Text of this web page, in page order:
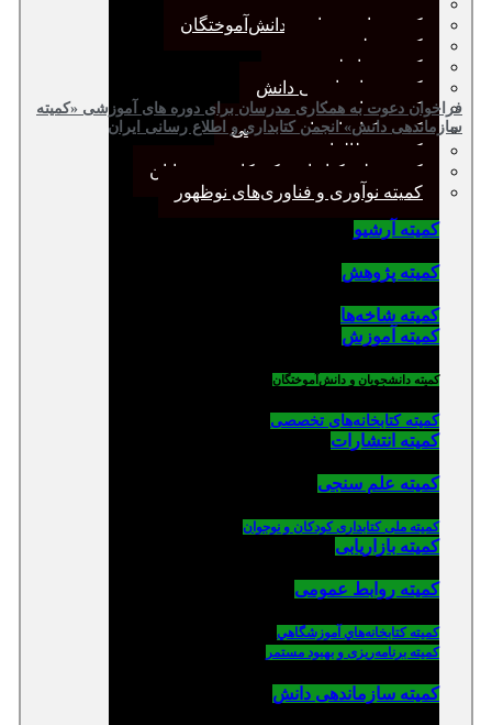
کمیته دانشجویان و دانش‌آموختگان
کمیته علم سنجی
کمیته روابط عمومی
کمیته سازماندهی دانش
کمیته شاخه‌ها
کمیته کتابخانه‌های تخصصی
کمیته مطالعات صنفی
کمیته ملی کتابداری کودکان و نوجوانان
کمیته نوآوری و فناوری‌های نوظهور
کمیته آرشیو
کمیته پژوهش
کمیته شاخه‌ها
کمیته آموزش
کمیته دانشجویان و دانش‌آموختگان
کمیته کتابخانه‌های تخصصی
کمیته انتشارات
کمیته علم سنجی
کمیته ملی کتابداری کودکان و نوجوان
کمیته بازاریابی
کمیته روابط عمومی
كميته كتابخانه‌هاي آموزشگاهي
کمیته برنامه‌ریزی و بهبود مستمر
کمیته سازماندهی دانش
فراخوان دعوت به همکاری مدرسان برای دوره های آموزشی «کمیته
سازماندهی دانش» انجمن کتابداری و اطلاع رسانی ایران